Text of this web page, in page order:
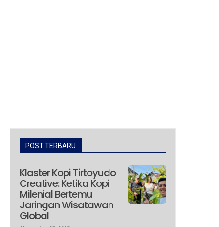
POST TERBARU
Klaster Kopi Tirtoyudo
Creative: Ketika Kopi
Milenial Bertemu
Jaringan Wisatawan
Global